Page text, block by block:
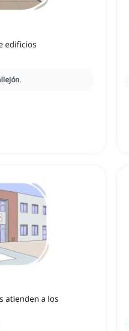
edificios
.
atienden a los